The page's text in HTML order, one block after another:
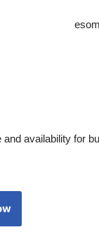
and availability for